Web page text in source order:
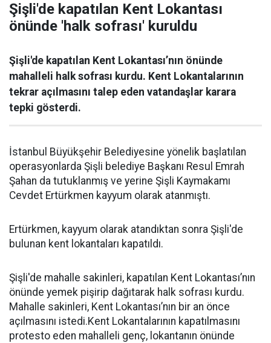
Şişli'de kapatılan Kent Lokantası
önünde 'halk sofrası' kuruldu
Şişli'de kapatılan Kent Lokantası’nın önünde
mahalleli halk sofrası kurdu. Kent Lokantalarının
tekrar açılmasını talep eden vatandaşlar karara
tepki gösterdi.
İstanbul Büyükşehir Belediyesine yönelik başlatılan
operasyonlarda Şişli belediye Başkanı Resul Emrah
Şahan da tutuklanmış ve yerine Şişli Kaymakamı
Cevdet Ertürkmen kayyum olarak atanmıştı.
Ertürkmen, kayyum olarak atandıktan sonra Şişli'de
bulunan kent lokantaları kapatıldı.
Şişli'de mahalle sakinleri, kapatılan Kent Lokantası’nın
önünde yemek pişirip dağıtarak halk sofrası kurdu.
Mahalle sakinleri, Kent Lokantası’nın bir an önce
açılmasını istedi.Kent Lokantalarının kapatılmasını
protesto eden mahalleli genç, lokantanın önünde